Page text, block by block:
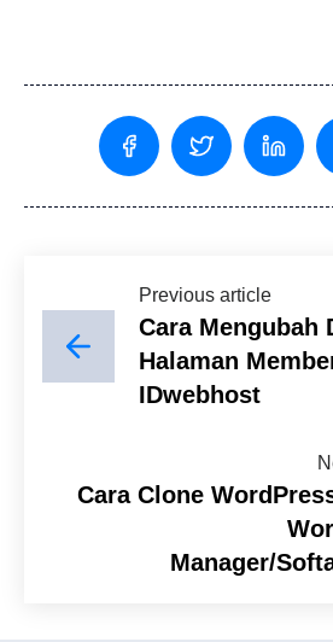
Previous article
Cara Mengubah
Halaman
IDwebhost
Cara Clone
Manager/